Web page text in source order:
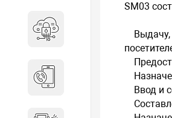
Средства защиты
SM03
Выдачу,
Ввод и